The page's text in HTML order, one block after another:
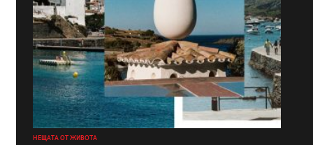
НЕЩАТА ОТ ЖИВОТА